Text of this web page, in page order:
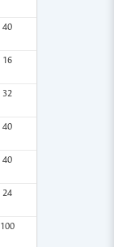
40
16
32
40
40
24
100